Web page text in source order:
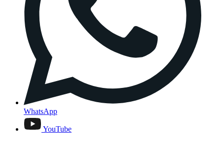
WhatsApp
YouTube